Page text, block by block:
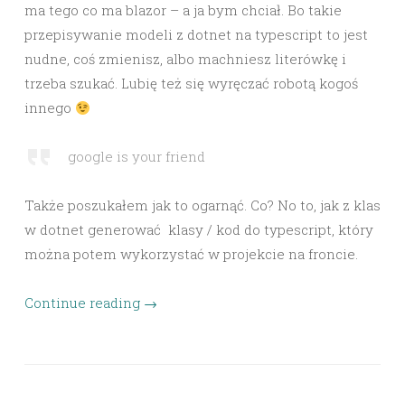
ma tego co ma blazor – a ja bym chciał. Bo takie
przepisywanie modeli z dotnet na typescript to jest
nudne, coś zmienisz, albo machniesz literówkę i
trzeba szukać. Lubię też się wyręczać robotą kogoś
innego
google is your friend
Także poszukałem jak to ogarnąć. Co? No to, jak z klas
w dotnet generować klasy / kod do typescript, który
można potem wykorzystać w projekcie na froncie.
Continue reading →